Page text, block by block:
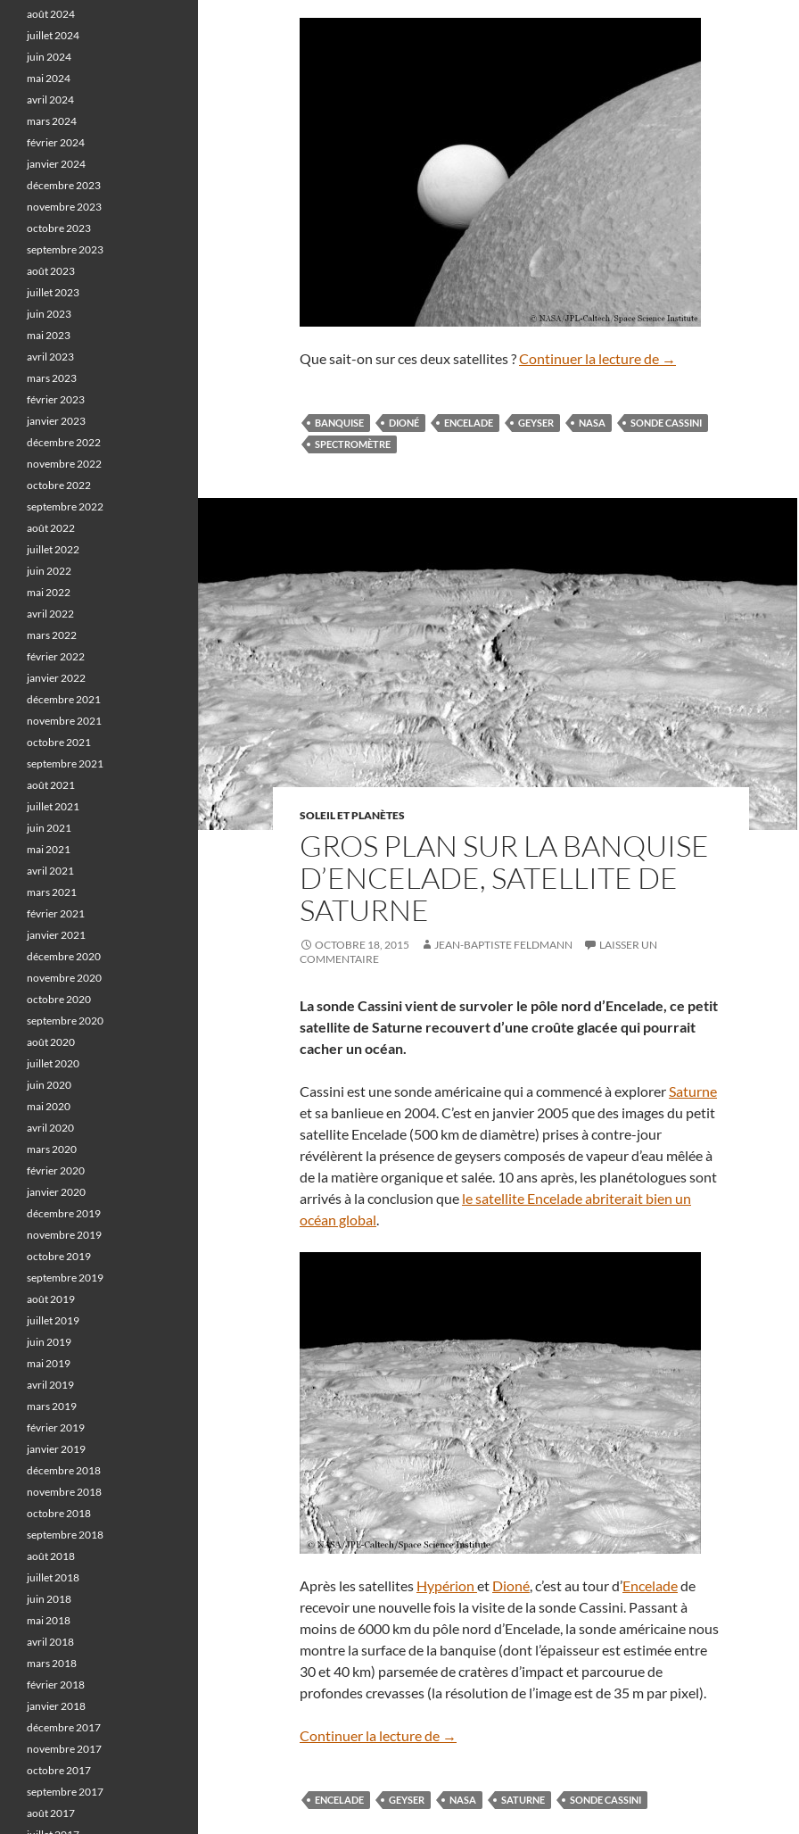
Que sait-on sur ces deux satellites ?Continuer la lecture de Partie de cache-cache
→
BANQUISE DIONÉ ENCELADE GEYSER NASA
SONDE CASSINI
SPECTROMÈTRE
SOLEIL ET PLANÈTES
GROS PLAN SUR LA BANQUISE
D’ENCELADE, SATELLITE DE
SATURNE
OCTOBRE 18, 2015 JEAN-BAPTISTE FELDMANN
LAISSER UN
COMMENTAIRE
La sonde Cassini vient de survoler le pôle nord d’Encelade, ce petit
satellite de Saturne recouvert d’une croûte glacée qui pourrait
cacher un océan.
Cassini est une sonde américaine qui a commencé à explorerSaturne
et sa banlieue en 2004. C’est en janvier 2005 que des images du petit
satellite Encelade (500 km de diamètre) prises à contre-jour
révélèrent la présence de geysers composés de vapeur d’eau mêlée à
de la matière organique et salée. 10 ans après, les planétologues sont
arrivés à la conclusion que le satellite Encelade abriterait bien un
océan global.
Après les satellites Hypérion et Dioné, c’est au tour d’Enceladede
recevoir une nouvelle fois la visite de la sonde Cassini. Passant à
moins de 6000 km du pôle nord d’Encelade, la sonde américaine nous
montre la surface de la banquise (dont l’épaisseur est estimée entre
30 et 40 km) parsemée de cratères d’impact et parcourue de
profondes crevasses (la résolution de l’image est de 35 m par pixel).
Continuer la lecture de Gros plan sur la banquise d’Encelade, satellite de Saturne
→
ENCELADE GEYSER NASA SATURNE SONDE CASSINI
août 2024
juillet 2024
juin 2024
mai 2024
avril 2024
mars 2024
février 2024
janvier 2024
décembre 2023
novembre 2023
octobre 2023
septembre 2023
août 2023
juillet 2023
juin 2023
mai 2023
avril 2023
mars 2023
février 2023
janvier 2023
décembre 2022
novembre 2022
octobre 2022
septembre 2022
août 2022
juillet 2022
juin 2022
mai 2022
avril 2022
mars 2022
février 2022
janvier 2022
décembre 2021
novembre 2021
octobre 2021
septembre 2021
août 2021
juillet 2021
juin 2021
mai 2021
avril 2021
mars 2021
février 2021
janvier 2021
décembre 2020
novembre 2020
octobre 2020
septembre 2020
août 2020
juillet 2020
juin 2020
mai 2020
avril 2020
mars 2020
février 2020
janvier 2020
décembre 2019
novembre 2019
octobre 2019
septembre 2019
août 2019
juillet 2019
juin 2019
mai 2019
avril 2019
mars 2019
février 2019
janvier 2019
décembre 2018
novembre 2018
octobre 2018
septembre 2018
août 2018
juillet 2018
juin 2018
mai 2018
avril 2018
mars 2018
février 2018
janvier 2018
décembre 2017
novembre 2017
octobre 2017
septembre 2017
août 2017